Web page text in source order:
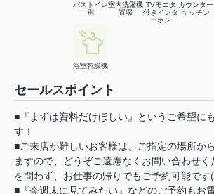
バストイレ
別
室内洗濯機
置場
TVモニタ
付きインタ
ーホン
カウンター
キッチン
浴室乾燥機
セールスポイント
■『まずは資料だけほしい』というご希望に
す！
■ご来店が難しいお客様は、ご指定の場所か
ますので、どうぞご遠慮なくお問い合わせく
を問わず、お仕事の帰りでもご予約可能です
■『今週末に見てみたい』などのご予約もお